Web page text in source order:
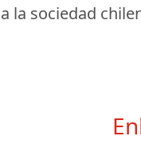
la sociedad